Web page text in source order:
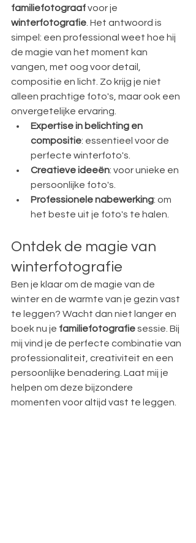
familiefotograaf voor je
winterfotografie . Het antwoord is
simpel: een professional weet hoe hij
de magie van het moment kan
vangen, met oog voor detail,
compositie en licht. Zo krijg je niet
alleen prachtige foto's, maar ook een
onvergetelijke ervaring.
Expertise in belichting en
compositie: essentieel voor de
perfecte winterfoto's.
Creatieve ideeën: voor unieke en
persoonlijke foto's.
Professionele nabewerking: om
het beste uit je foto's te halen.
Ontdek de magie van
winterfotografie
Ben je klaar om de magie van de
winter en de warmte van je gezin vast
te leggen? Wacht dan niet langer en
boek nu je familiefotografie sessie. Bij
mij vind je de perfecte combinatie van
professionaliteit, creativiteit en een
persoonlijke benadering. Laat mij je
helpen om deze bijzondere
momenten voor altijd vast te leggen.